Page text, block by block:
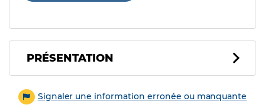
PRÉSENTATION
Signaler une information erronée ou manquante